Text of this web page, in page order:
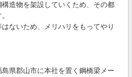
造物を架設していくため、その都
ないため、メリハリをもってやり
県郡山市に本社を置く鋼橋梁メー